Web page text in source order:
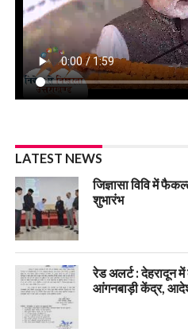
LATEST NEWS
जिज्ञासा विवि में
शुभारंभ
रेड अलर्ट :
आंगनबाड़ी केंद्र,